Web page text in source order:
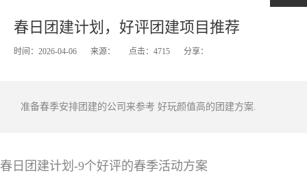
春日团建计划，好评团建项目推荐
时间：2026-04-06 来源： 点击：4715 分享：
​准备春季安排团建的公司来参考 好玩颜值高的团建方案.
春日团建计划-9个好评的春季活动方案